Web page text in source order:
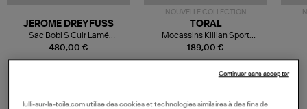
480,00 €
JEROME DREYFUSS
Sac Bobi S Cuir Lamé
Champagne
NOUVELLE COLLECTION
189,00 €
TORAL
Mocassins Killian Sport
Mousse
lulli-sur-la-toile.com utilise des cookies et technologies similaires à des fins de
Continuer sans accepter